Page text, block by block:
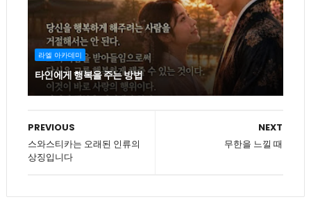
라엘 아카데미
타인에게 행복을 주는 방법
NEXT
무한을 느낄 때
PREVIOUS
스와스티카는 오래된 인류의
상징입니다